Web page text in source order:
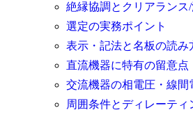
絶縁協調とクリアランス
選定の実務ポイント
表示・記法と名板の読み
直流機器に特有の留意点
交流機器の相電圧・線間
周囲条件とディレーティ